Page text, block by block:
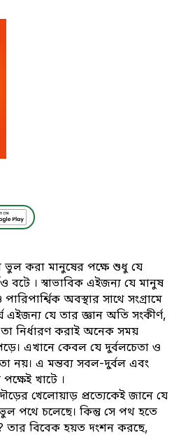
ভুল করা মানুষের পক্ষে শুধু যে
বটে । স্বাভাবিক এইজন্য যে মানুষ
অবস্থার সাথে সংগ্রামে
এইজন্য যে তার জ্ঞান অতি সংকীর্ণ,
নির্ধারণ করাই অনেক সময়
এখানে কেবল যে দুর্বলচেতা ও
নয়। এ মন্তব্য সবল-দুর্বল এবং
খাটে ।
খেলোয়াড় প্রত্যেকেই জানে যে
পথে চলেছে। কিন্তু সে পথ হতে
তার বিবেক হয়ত দংশন করছে,